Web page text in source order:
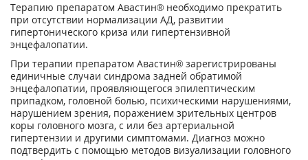
Терапию препаратом Авастин® необходимо прекратить
при отсутствии нормализации АД, развитии
гипертонического криза или гипертензивной
энцефалопатии.
При терапии препаратом Авастин® зарегистрированы
единичные случаи синдрома задней обратимой
энцефалопатии, проявляющегося эпилептическим
припадком, головной болью, психическими нарушениями,
нарушением зрения, поражением зрительных центров
коры головного мозга, с или без артериальной
гипертензии и другими симптомами. Диагноз можно
подтвердить с помощью методов визуализации головного